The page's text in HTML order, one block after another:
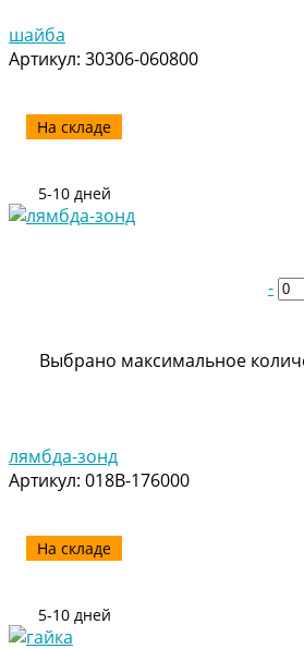
-
Выбрано максимальное
лямбда-зонд
Артикул: 018B-176000
На складе
5-10 дней
шайба
Артикул: 30306-060800
На складе
5-10 дней